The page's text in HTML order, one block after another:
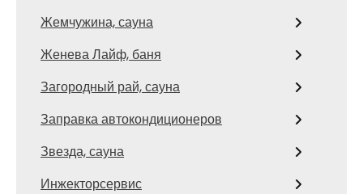
Жемчужина, сауна
Женева Лайф, баня
Загородный рай, сауна
Заправка автокондиционеров
Звезда, сауна
Инжекторсервис